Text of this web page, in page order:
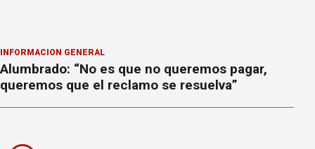
INFORMACION GENERAL
Alumbrado: “No es que no queremos pagar,
queremos que el reclamo se resuelva”